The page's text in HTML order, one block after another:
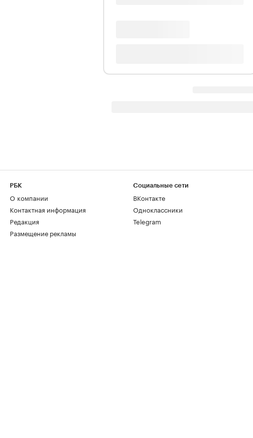
РБК
О компании
Контактная информация
Редакция
Размещение рекламы
Социальные сети
ВКонтакте
Одноклассники
Telegram